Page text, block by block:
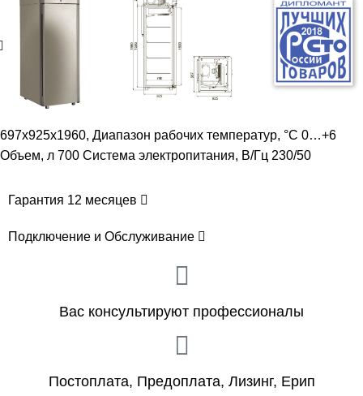
697х925х1960, Диапазон рабочих температур, °C 0…+6
Объем, л 700 Система электропитания, В/Гц 230/50
Гарантия 12 месяцев
Подключение и Обслуживание
Вас консультируют профессионалы
Постоплата, Предоплата, Лизинг, Ерип